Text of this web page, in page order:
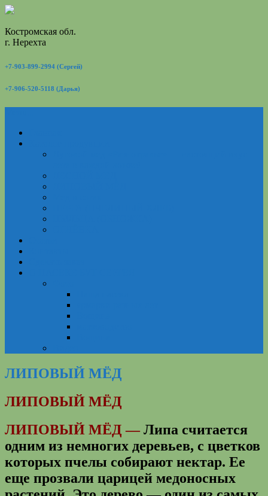
Костромская обл.
г. Нерехта
+7-903-899-2994 (Сергей)
+7-906-520-5118 (Дарья)
ЛИПОВЫЙ МЁД
ЛИПОВЫЙ МЁД
ЛИПОВЫЙ МЁД —Липа считается
одним из немногих деревьев, с цветков
которых пчелы собирают нектар. Ее
еще прозвали царицей медоносных